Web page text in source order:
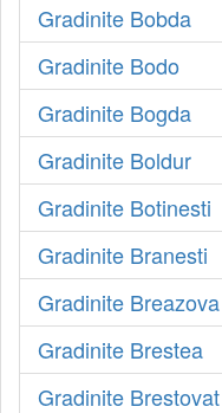
Gradinite Bobda
Gradinite Bodo
Gradinite Bogda
Gradinite Boldur
Gradinite Botinesti
Gradinite Branesti
Gradinite Breazova
Gradinite Brestea
Gradinite Brestovat